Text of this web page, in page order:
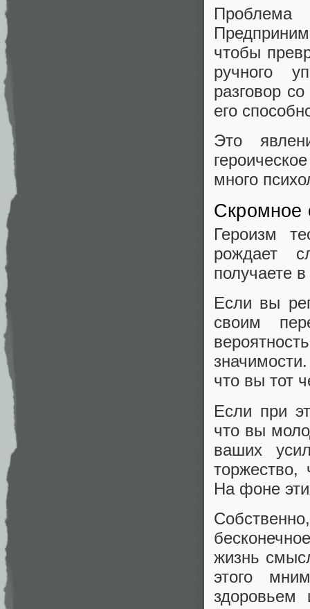
чтобы
ручного
разговор
его
Это
много
Скромное
Героизм
рождает
получаете
Если вы
своим
что вы тот
Если при
что вы
ваших
На фоне
жизнь
этого
здоровьем